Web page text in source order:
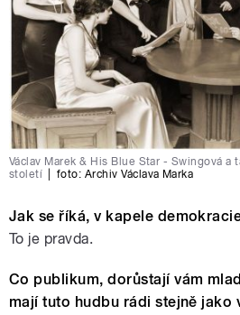
Václav Marek & His Blue Star - Swingová
století
foto: Archiv Václava Marka
Jak se říká, v kapele
To je pravda.
Co publikum, dorůstají vám
mají tuto hudbu rádi stejně jako